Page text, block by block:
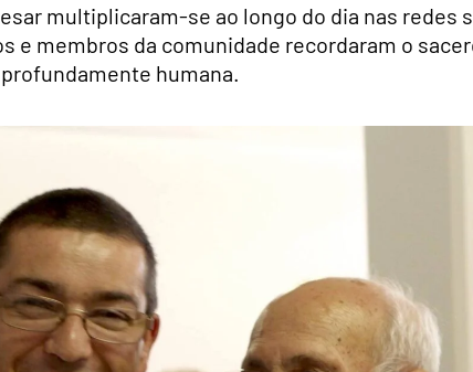
multiplicaram-se ao longo do dia nas redes
e membros da comunidade recordaram o
humana.